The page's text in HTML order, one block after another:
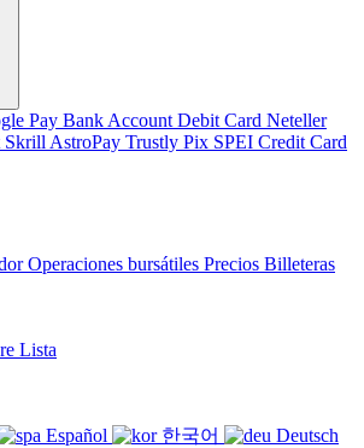
Pay Bank Account Debit Card Neteller
Skrill AstroPay Trustly Pix SPEI Credit Card
Operaciones bursátiles Precios Billeteras
Lista
Español 한국어
Deutsch